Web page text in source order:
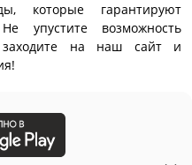
которые гарантируют
упустите возможность
на наш сайт и